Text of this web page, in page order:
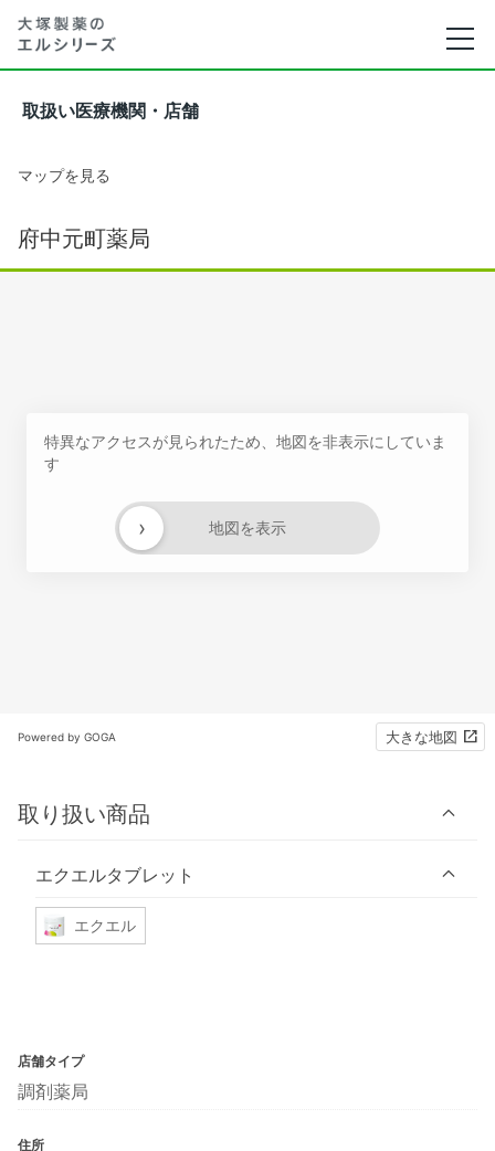
取扱い医療機関・店舗
マップを見る
府中元町薬局
特異なアクセスが見られたため、地図を非表示にしていま
す
地図を表示
›
Powered by GOGA 大きな地図
取り扱い商品
エクエルタブレット
エクエル
店舗タイプ
調剤薬局
住所